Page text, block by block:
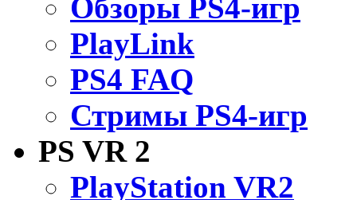
Обзоры PS4-игр
PlayLink
PS4 FAQ
Стримы PS4-игр
PS VR 2
PlayStation VR2